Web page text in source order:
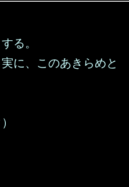
る。
に、このあきらめと